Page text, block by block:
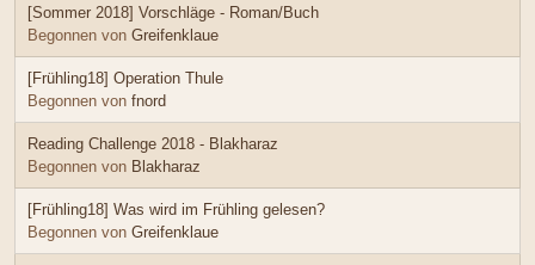
[Sommer 2018] Vorschläge - Roman/Buch
Begonnen von Greifenklaue
[Frühling18] Operation Thule
Begonnen von fnord
Reading Challenge 2018 - Blakharaz
Begonnen von Blakharaz
[Frühling18] Was wird im Frühling gelesen?
Begonnen von Greifenklaue